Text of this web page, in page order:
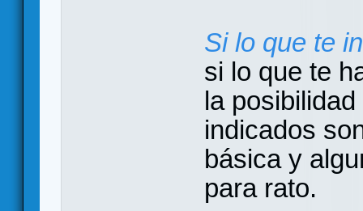
Si lo que te
si lo que te
la
indicados
básica y
para rato.